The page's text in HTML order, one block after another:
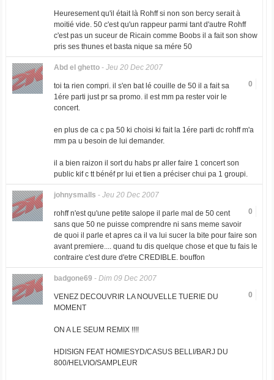
Heuresement qu'il était là Rohff si non son bercy serait à
moitié vide. 50 c'est qu'un rappeur parmi tant d'autre Rohff
c'est pas un suceur de Ricain comme Boobs il a fait son show
pris ses thunes et basta nique sa mére 50
Abd el ghetto- Jeu 20 Dec 2007
0
toi ta rien compri. il s'en bat lé couille de 50 il a fait sa
1ére parti just pr sa promo. il est mm pa rester voir le
concert.
en plus de ca c pa 50 ki choisi ki fait la 1ére parti dc rohff m'a
mm pa u besoin de lui demander.
il a bien raizon il sort du habs pr aller faire 1 concert son
public kif c tt bénéf pr lui et tien a préciser chui pa 1 groupi.
johnysmalls - Jeu 20 Dec 2007
0
rohff n'est qu'une petite salope il parle mal de 50 cent
sans que 50 ne puisse comprendre ni sans meme savoir
de quoi il parle et apres ca il va lui sucer la bite pour faire son
avant premiere.... quand tu dis quelque chose et que tu fais le
contraire c'est dure d'etre CREDIBLE. bouffon
badgone69 - Dim 09 Dec 2007
0
VENEZ DECOUVRIR LA NOUVELLE TUERIE DU
MOMENT
ON A LE SEUM REMIX !!!!
HDISIGN FEAT HOMIESYD/CASUS BELLI/BARJ DU
800/HELVIO/SAMPLEUR